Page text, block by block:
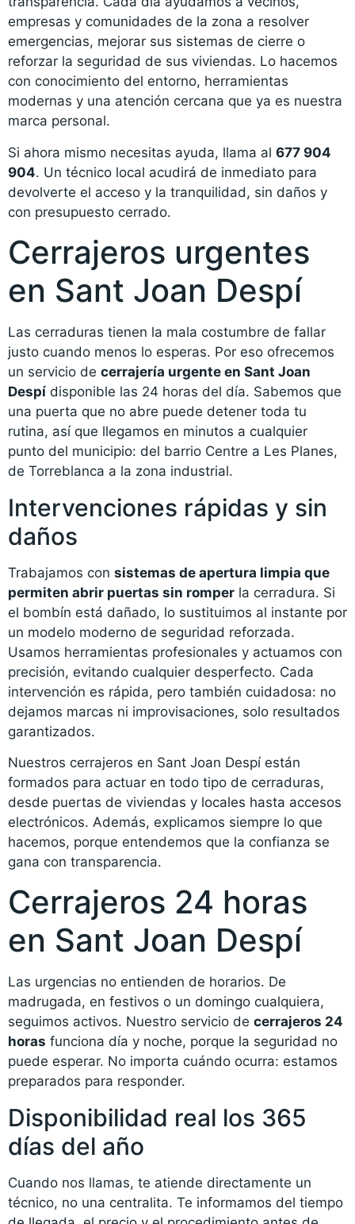
empresas y comunidades de la zona a resolver
emergencias, mejorar sus sistemas de cierre o
reforzar la seguridad de sus viviendas. Lo hacemos
con conocimiento del entorno, herramientas
modernas y una atención cercana que ya es nuestra
marca personal.
Si ahora mismo necesitas ayuda, llama al 677 904
904. Un técnico local acudirá de inmediato para
devolverte el acceso y la tranquilidad, sin daños y
con presupuesto cerrado.
Cerrajeros urgentes
en Sant Joan Despí
Las cerraduras tienen la mala costumbre de fallar
justo cuando menos lo esperas. Por eso ofrecemos
un servicio de cerrajería urgente en Sant Joan
Despí disponible las 24 horas del día. Sabemos que
una puerta que no abre puede detener toda tu
rutina, así que llegamos en minutos a cualquier
punto del municipio: del barrio Centre a Les Planes,
de Torreblanca a la zona industrial.
Intervenciones rápidas y sin
daños
Trabajamos con sistemas de apertura limpia que
permiten abrir puertas sin romper la cerradura. Si
el bombín está dañado, lo sustituimos al instante por
un modelo moderno de seguridad reforzada.
Usamos herramientas profesionales y actuamos con
precisión, evitando cualquier desperfecto. Cada
intervención es rápida, pero también cuidadosa: no
dejamos marcas ni improvisaciones, solo resultados
garantizados.
Nuestros cerrajeros en Sant Joan Despí están
formados para actuar en todo tipo de cerraduras,
desde puertas de viviendas y locales hasta accesos
electrónicos. Además, explicamos siempre lo que
hacemos, porque entendemos que la confianza se
gana con transparencia.
Cerrajeros 24 horas
en Sant Joan Despí
Las urgencias no entienden de horarios. De
madrugada, en festivos o un domingo cualquiera,
seguimos activos. Nuestro servicio de cerrajeros 24
horas funciona día y noche, porque la seguridad no
puede esperar. No importa cuándo ocurra: estamos
preparados para responder.
Disponibilidad real los 365
días del año
Cuando nos llamas, te atiende directamente un
técnico, no una centralita. Te informamos del tiempo